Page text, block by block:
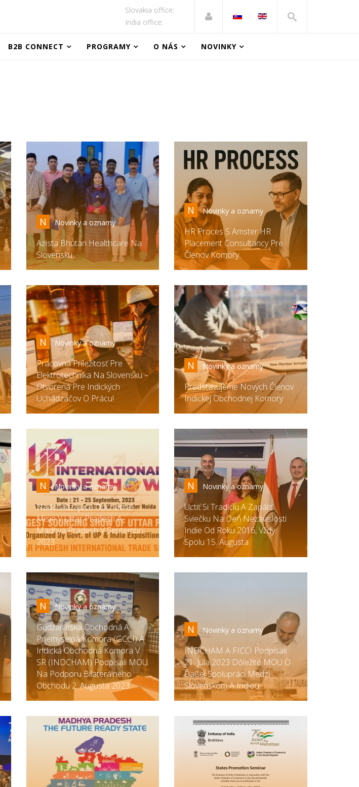
Slovakia office:
India office:
B2B CONNECT PROGRAMY O NÁS NOVINKY
N Novinky a oznamy
Azista Bhutan Healthcare Na
Slovensku
N Novinky a oznamy
HR Proces S Amster HR
Placement Consultancy Pre
Členov Komory
N Novinky a oznamy
Pracovná Príležitosť Pre
Elektrotechnika Na Slovensku –
Otvorená Pre Indických
Uchádzačov O Prácu!
N Novinky a oznamy
Predstavujeme Nových Členov
Indickej Obchodnej Komory
N Novinky a oznamy
Nadchádzajúce Obchodné
Misie V Uttar Pradesh A
Madhya Pradesh V Septembri
2023
N Novinky a oznamy
Uctiť Si Tradíciu A Zapáliť
Sviečku Na Deň Nezávislosti
Indie Od Roku 2016, Vždy
Spolu 15. Augusta
N Novinky a oznamy
Gudžarátska Obchodná A
Priemyselná Komora (GCCI) A
Indická Obchodná Komora V
SR (INDCHAM) Podpísali MOU
Na Podporu Bilaterálneho
Obchodu 2. Augusta 2023
N Novinky a oznamy
INDCHAM A FICCI Podpísali
21. Júla 2023 Dôležité MOU O
Ďalšej Spolupráci Medzi
Slovenskom A Indiou